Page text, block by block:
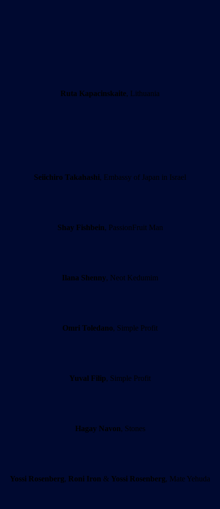
Ruta Kapacinskaite, Lithuania
Seiichiro Takahashi, Embassy of Japan in Israel
Shay Fishbein, PassionFruit Man
Ilana Shenny, Neot Kedumim
Omri Toledano, Simple Profit
Yuval Filip, Simple Profit
Hagay Navon, Stones
Yossi Rosenberg, Roni Iron & Yossi Rosenberg, Mate Yehuda